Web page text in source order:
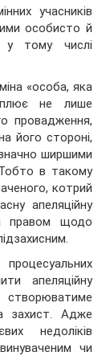
учасників
особисто й
у тому числі
«особа, яка
не лише
провадження,
його стороні,
ширшими
в такому
котрий
апеляційну
правом щодо
апеляційну
захист. Адже
недоліків
чи